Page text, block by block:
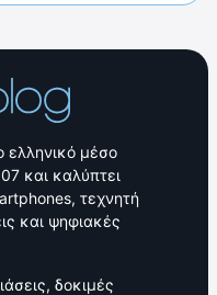
ελληνικό μέσο
και καλύπτει
τεχνητή
και ψηφιακές
δοκιμές